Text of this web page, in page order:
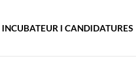
INCUBATEUR I CANDIDATURES